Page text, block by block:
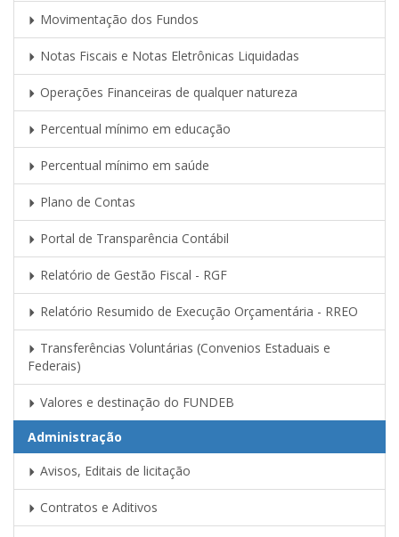
Movimentação dos Fundos
Notas Fiscais e Notas Eletrônicas Liquidadas
Operações Financeiras de qualquer natureza
Percentual mínimo em educação
Percentual mínimo em saúde
Plano de Contas
Portal de Transparência Contábil
Relatório de Gestão Fiscal - RGF
Relatório Resumido de Execução Orçamentária - RREO
Transferências Voluntárias (Convenios Estaduais e
Federais)
Valores e destinação do FUNDEB
Administração
Avisos, Editais de licitação
Contratos e Aditivos